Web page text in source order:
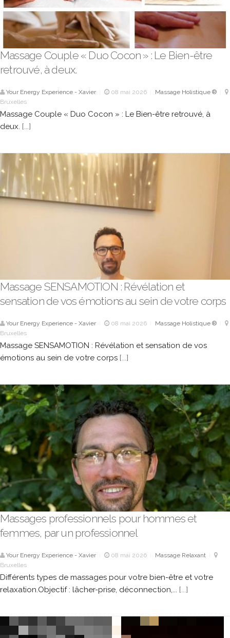
Massage Couple « Duo Cocon » : Le Bien-être
retrouvé, à deux.
Your Energy Experience - Xavier 08 mai 2026 Massage Holistique ®
Bruxelles
Massage Couple « Duo Cocon » : Le Bien-être retrouvé, à
deux. [...]
Massage SENSAMOTION : Révélation et
sensation de vos émotions au sein de votre corps
Your Energy Experience - Xavier 08 mai 2026 Massage Holistique ®
Bruxelles
Massage SENSAMOTION : Révélation et sensation de vos
émotions au sein de votre corps [...]
Massages professionnels pour hommes et
femmes, par un professionnel
Your Energy Experience - Xavier 08 mai 2026 Massage Relaxant
Bruxelles
Différents types de massages pour votre bien-être et votre
relaxation.Objectif : lâcher-prise, déconnection,... [...]